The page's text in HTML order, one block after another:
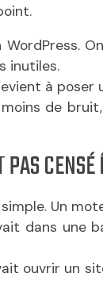
WordPress.
inutiles.
à
de
PAS
Un
dans une
ouvrir un